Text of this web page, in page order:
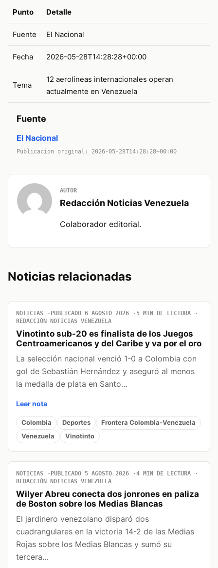
Punto Detalle
Fuente El Nacional
Fecha 2026-05-28T14:28:28+00:00
Tema
12 aerolíneas internacionales operan
actualmente en Venezuela
Fuente
El Nacional
Publicacion original: 2026-05-28T14:28:28+00:00
AUTOR
Redacción Noticias Venezuela
Colaborador editorial.
Noticias relacionadas
NOTICIAS PUBLICADO 6 AGOSTO 2026
5 MIN DE LECTURA
REDACCIÓN NOTICIAS VENEZUELA
Vinotinto sub-20 es finalista de los Juegos
Centroamericanos y del Caribe y va por el oro
La selección nacional venció 1-0 a Colombia con
gol de Sebastián Hernández y aseguró al menos
la medalla de plata en Santo…
Leer nota
Colombia Deportes
Frontera Colombia-Venezuela
Venezuela
Vinotinto
NOTICIAS PUBLICADO 5 AGOSTO 2026
4 MIN DE LECTURA
REDACCIÓN NOTICIAS VENEZUELA
Wilyer Abreu conecta dos jonrones en paliza
de Boston sobre los Medias Blancas
El jardinero venezolano disparó dos
cuadrangulares en la victoria 14-2 de las Medias
Rojas sobre los Medias Blancas y sumó su
tercera…